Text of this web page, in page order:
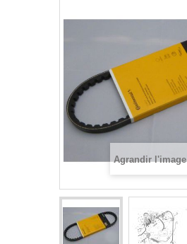
Agrandir l'image